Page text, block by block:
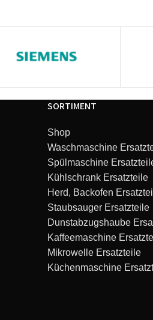
SORTIMENT
Shop
Waschmaschine
Spülmaschine
Kühlschrank Ersatzteile
Herd, Backofen
Staubsauger Ersatzteile
Dunstabzugshaube
Kaffeemaschine
Mikrowelle Ersatzteile
Küchenmaschine